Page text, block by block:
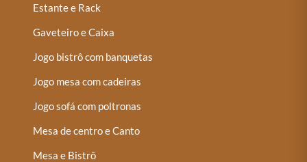
Estante e Rack
Gaveteiro e Caixa
Jogo bistrô com banquetas
Jogo mesa com cadeiras
Jogo sofá com poltronas
Mesa de centro e Canto
Mesa e Bistrô